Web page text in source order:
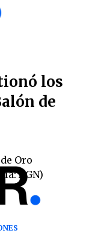
los
de